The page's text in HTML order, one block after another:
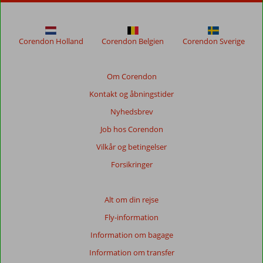
Om Corendon
Kontakt og åbningstider
Nyhedsbrev
Job hos Corendon
Vilkår og betingelser
Forsikringer
Alt om din rejse
Fly-information
Information om bagage
Information om transfer
Corendon Holland Corendon Belgien Corendon Sverige